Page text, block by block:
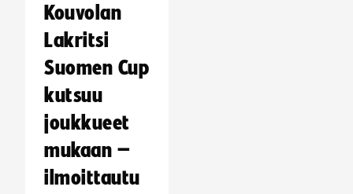
Kouvolan
Lakritsi
Suomen Cup
kutsuu
joukkueet
mukaan –
ilmoittautu